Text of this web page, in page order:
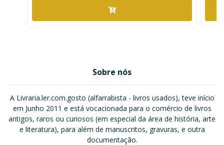
Sobre nós
A Livraria.ler.com.gosto (alfarrabista - livros usados), teve início
em Junho 2011 e está vocacionada para o comércio de livros
antigos, raros ou curiosos (em especial da área de história, arte
e literatura), para além de manuscritos, gravuras, e outra
documentação.